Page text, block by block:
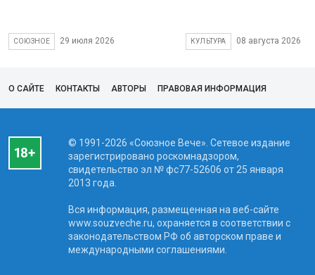
СОЮЗНОЕ 29 июля 2026 КУЛЬТУРА 08 августа 2026
О САЙТЕ КОНТАКТЫ АВТОРЫ ПРАВОВАЯ ИНФОРМАЦИЯ
© 1991-2026 «Союзное Вече». Сетевое издание
зарегистрировано роскомнадзором,
свидетельство эл № фc77-52606 от 25 января
2013 года.
Вся информация, размещенная на веб-сайте
www.souzveche.ru, охраняется в соответствии с
законодательством РФ об авторском праве и
международными соглашениями.